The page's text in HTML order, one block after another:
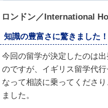
ロンドン／International
知識の豊富さに驚きました！
今回の留学が決定したのは
のですが、イギリス留学代
なって相談に乗ってくださ
ました。